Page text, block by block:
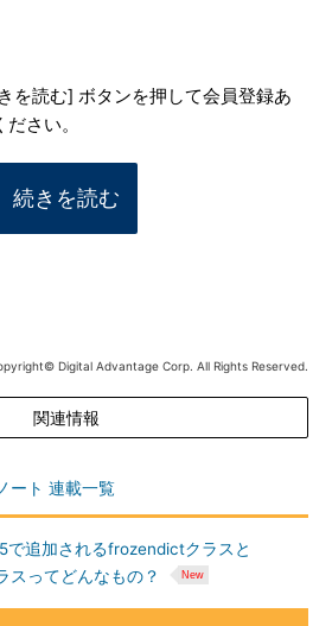
を読む] ボタンを押して会員登録あ
さい。
続きを読む
Digital Advantage Corp. All Rights Reserved.
関連情報
ート 連載一覧
で追加されるfrozendictクラスと
スってどんなもの？